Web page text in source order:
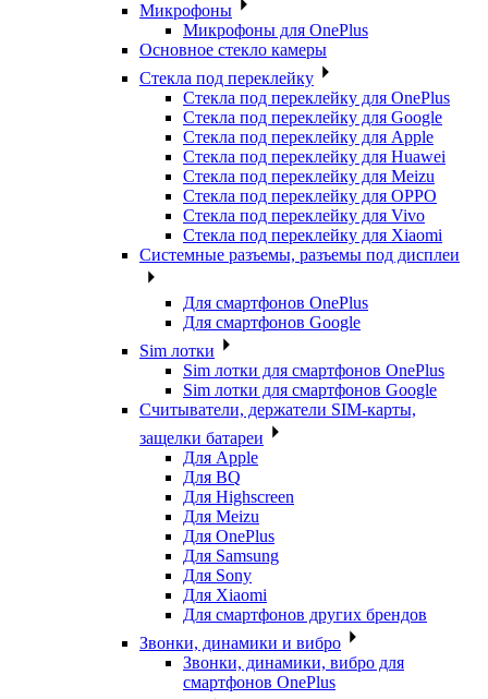
Микрофоны
Микрофоны для OnePlus
Основное стекло камеры
Стекла под переклейку
Стекла под переклейку для OnePlus
Стекла под переклейку для Google
Стекла под переклейку для Apple
Стекла под переклейку для Huawei
Стекла под переклейку для Meizu
Стекла под переклейку для OPPO
Стекла под переклейку для Vivo
Стекла под переклейку для Xiaomi
Системные разъемы, разъемы под дисплеи
Для смартфонов OnePlus
Для смартфонов Google
Sim лотки
Sim лотки для смартфонов OnePlus
Sim лотки для смартфонов Google
Считыватели, держатели SIM-карты,
защелки батареи
Для Apple
Для BQ
Для Highscreen
Для Meizu
Для OnePlus
Для Samsung
Для Sony
Для Xiaomi
Для смартфонов других брендов
Звонки, динамики и вибро
Звонки, динамики, вибро для
смартфонов OnePlus